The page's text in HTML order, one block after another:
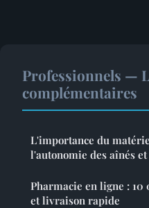
Professionnels —
complémentaires
L'importance du
l'autonomie des aînés
Pharmacie en ligne :
et livraison rapide